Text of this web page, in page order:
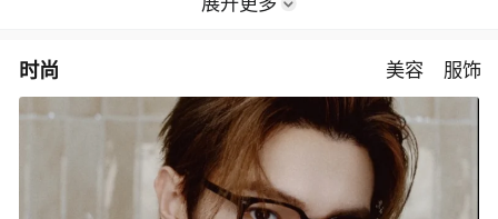
时尚 美容 服饰